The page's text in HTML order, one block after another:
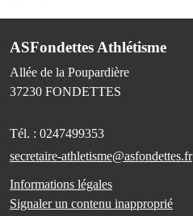
ASFondettes Athlétisme
Allée de la Poupardière
37230 FONDETTES
Tél. : 0247499353
secretaire-athletisme@asfondettes.fr
Informations légales
Signaler un contenu inapproprié